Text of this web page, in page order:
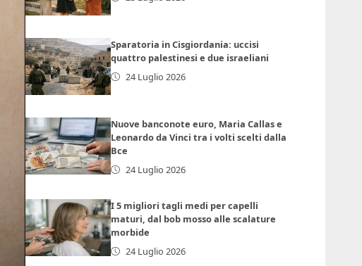
Sparatoria in Cisgiordania: uccisi
quattro palestinesi e due israeliani
24 Luglio 2026
Nuove banconote euro, Maria Callas e
Leonardo da Vinci tra i volti scelti dalla
Bce
24 Luglio 2026
I 5 migliori tagli medi per capelli
maturi, dal bob mosso alle scalature
morbide
24 Luglio 2026